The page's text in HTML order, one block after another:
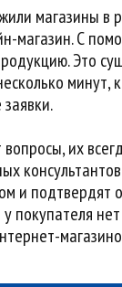
магазины в
магазин. С
Это
минут,
их
и подтвердят
покупателя